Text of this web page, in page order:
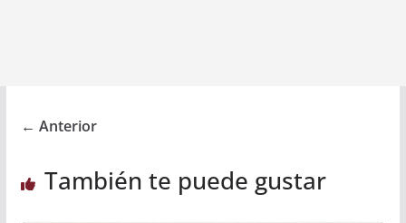
← Anterior
También te puede gustar